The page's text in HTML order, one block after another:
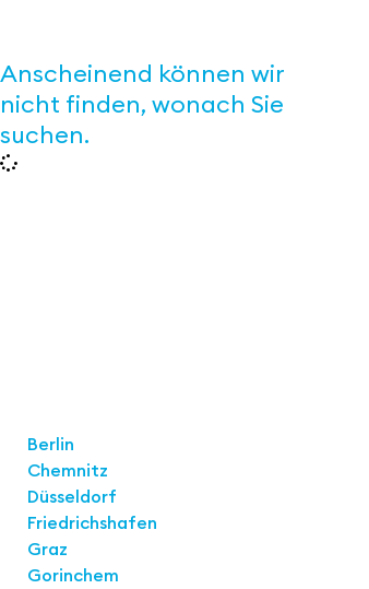
Anscheinend können wir
nicht finden, wonach Sie
suchen.
Berlin
Chemnitz
Düsseldorf
Friedrichshafen
Graz
Gorinchem